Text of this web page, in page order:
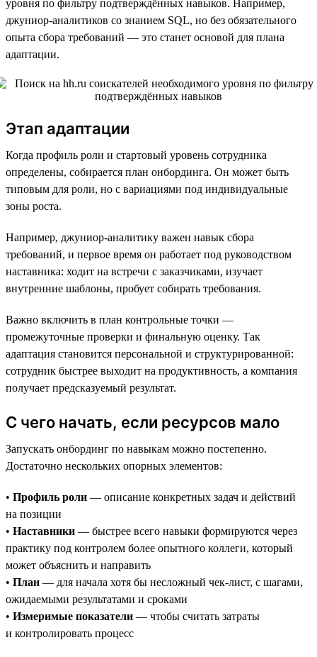
уровня по фильтру подтверждённых навыков. Например,
джуниор-аналитиков со знанием SQL, но без обязательного
опыта сбора требований — это станет основой для плана
адаптации.
Этап адаптации
Когда профиль роли и стартовый уровень сотрудника
определены, собирается план онбординга. Он может быть
типовым для роли, но с вариациями под индивидуальные
зоны роста.
Например, джуниор-аналитику важен навык сбора
требований, и первое время он работает под руководством
наставника: ходит на встречи с заказчиками, изучает
внутренние шаблоны, пробует собирать требования.
Важно включить в план контрольные точки —
промежуточные проверки и финальную оценку. Так
адаптация становится персональной и структурированной:
сотрудник быстрее выходит на продуктивность, а компания
получает предсказуемый результат.
С чего начать, если ресурсов мало
Запускать онбординг по навыкам можно постепенно.
Достаточно нескольких опорных элементов:
• Профиль роли — описание конкретных задач и действий
на позиции
• Наставники — быстрее всего навыки формируются через
практику под контролем более опытного коллеги, который
может объяснить и направить
• План — для начала хотя бы несложный чек-лист, с шагами,
ожидаемыми результатами и сроками
• Измеримые показатели — чтобы считать затраты
и контролировать процесс